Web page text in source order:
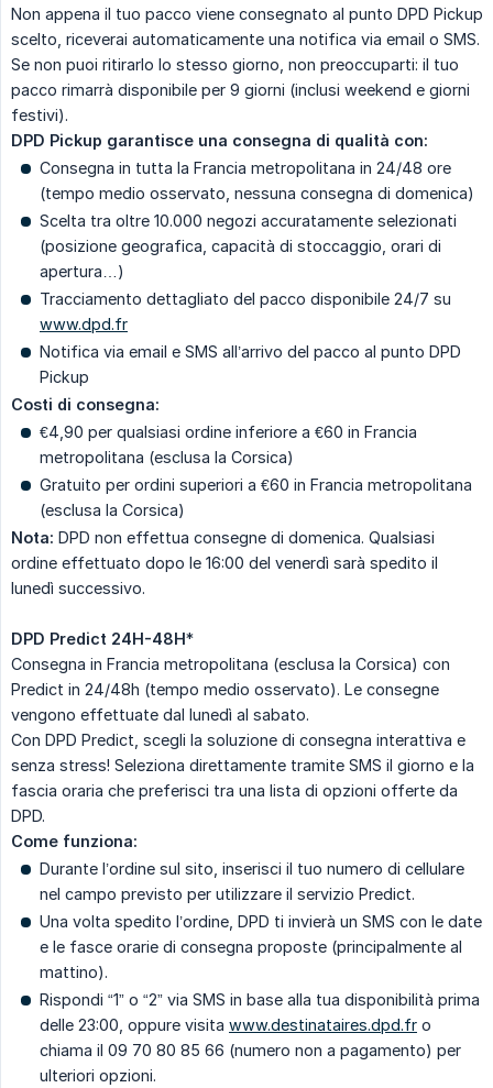
Non appena il tuo pacco viene consegnato al punto DPD Pickup
scelto, riceverai automaticamente una notifica via email o SMS.
Se non puoi ritirarlo lo stesso giorno, non preoccuparti: il tuo
pacco rimarrà disponibile per 9 giorni (inclusi weekend e giorni
festivi).
DPD Pickup garantisce una consegna di qualità con:
Consegna in tutta la Francia metropolitana in 24/48 ore
(tempo medio osservato, nessuna consegna di domenica)
Scelta tra oltre 10.000 negozi accuratamente selezionati
(posizione geografica, capacità di stoccaggio, orari di
apertura…)
Tracciamento dettagliato del pacco disponibile 24/7 su
www.dpd.fr
Notifica via email e SMS all’arrivo del pacco al punto DPD
Pickup
Costi di consegna:
€4,90 per qualsiasi ordine inferiore a €60 in Francia
metropolitana (esclusa la Corsica)
Gratuito per ordini superiori a €60 in Francia metropolitana
(esclusa la Corsica)
Nota: DPD non effettua consegne di domenica. Qualsiasi
ordine effettuato dopo le 16:00 del venerdì sarà spedito il
lunedì successivo.
DPD Predict 24H-48H*
Consegna in Francia metropolitana (esclusa la Corsica) con
Predict in 24/48h (tempo medio osservato). Le consegne
vengono effettuate dal lunedì al sabato.
Con DPD Predict, scegli la soluzione di consegna interattiva e
senza stress! Seleziona direttamente tramite SMS il giorno e la
fascia oraria che preferisci tra una lista di opzioni offerte da
DPD.
Come funziona:
Durante l’ordine sul sito, inserisci il tuo numero di cellulare
nel campo previsto per utilizzare il servizio Predict.
Una volta spedito l’ordine, DPD ti invierà un SMS con le date
e le fasce orarie di consegna proposte (principalmente al
mattino).
Rispondi “1” o “2” via SMS in base alla tua disponibilità prima
delle 23:00, oppure visita www.destinataires.dpd.fr o
chiama il 09 70 80 85 66 (numero non a pagamento) per
ulteriori opzioni.